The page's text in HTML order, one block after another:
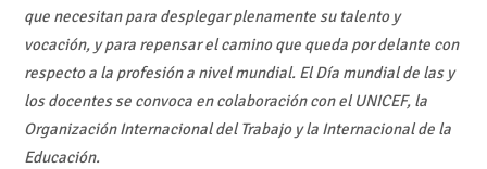
que necesitan para desplegar plenamente su talento y
vocación, y para repensar el camino que queda por delante con
respecto a la profesión a nivel mundial. El Día mundial de las y
los docentes se convoca en colaboración con el UNICEF, la
Organización Internacional del Trabajo y la Internacional de la
Educación.